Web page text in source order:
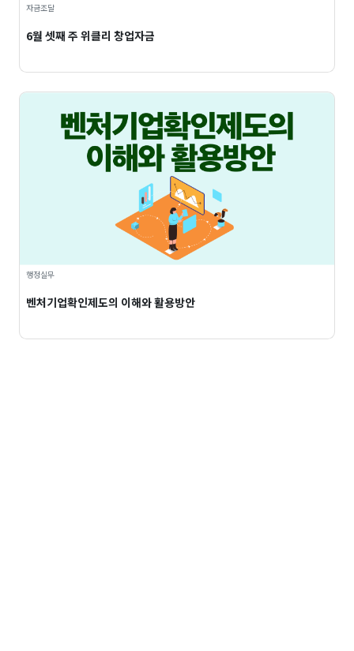
자금조달
6월 셋째 주 위클리 창업자금
행정실무
벤처기업확인제도의 이해와 활용방안